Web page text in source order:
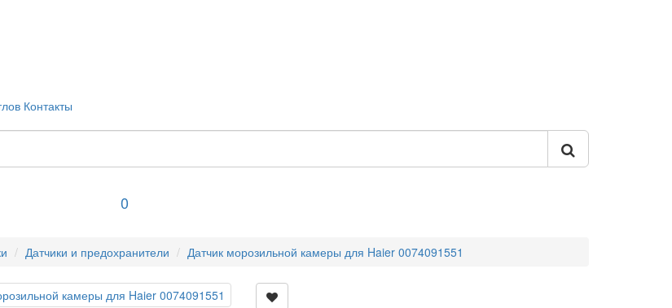
Контакты
0
Датчики и предохранители Датчик морозильной камеры для Haier 0074091551